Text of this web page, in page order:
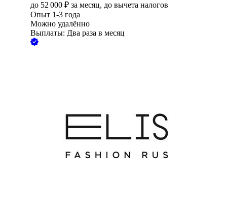
до 52 000 ₽ за месяц, до вычета налогов
Опыт 1-3 года
Можно удалённо
Выплаты: Два раза в месяц